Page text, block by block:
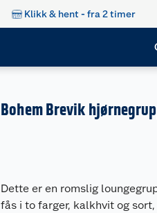
Klikk & hent - fra 2 timer
Bohem Brevik
Dette er en romslig
fås i to farger, kalkhvit og